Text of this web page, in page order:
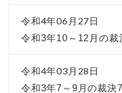
令和4年06月27日
令和3年10～12月の裁
令和4年03月28日
令和3年7～9月の裁決